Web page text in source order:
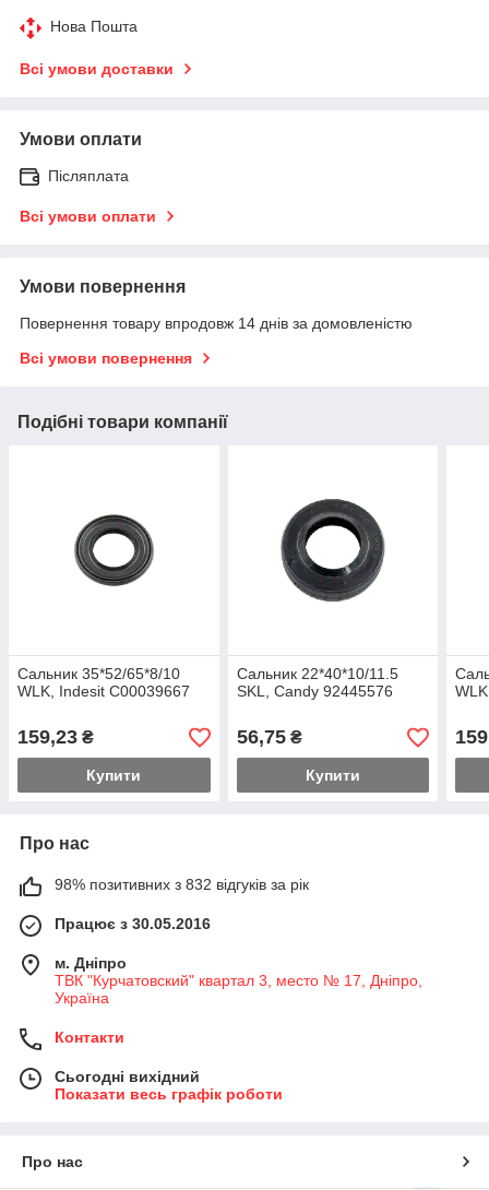
Нова Пошта
Всі умови доставки
Умови оплати
Післяплата
Всі умови оплати
Умови повернення
Повернення товару впродовж 14 днів за домовленістю
Всі умови повернення
Подібні товари компанії
Сальник 35*52/65*8/10
WLK, Indesit C00039667
159,23 ₴
Купити
Сальник 22*40*10/11.5
SKL, Candy 92445576
56,75₴
Купити
Про нас
98% позитивних з 832 відгуків за рік
Працює з 30.05.2016
м. Дніпро
ТВК "Курчатовский" квартал 3, место № 17, Дніпро,
Україна
Контакти
Сьогодні вихідний
Показати весь графік роботи
Про нас